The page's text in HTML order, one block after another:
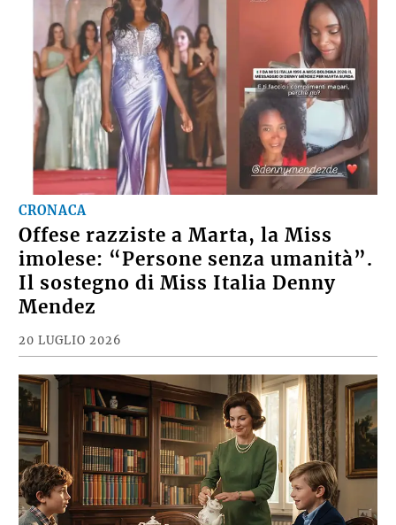
CRONACA
Offese razziste a Marta, la Miss
imolese: “Persone senza umanità”.
Il sostegno di Miss Italia Denny
Mendez
20 LUGLIO 2026